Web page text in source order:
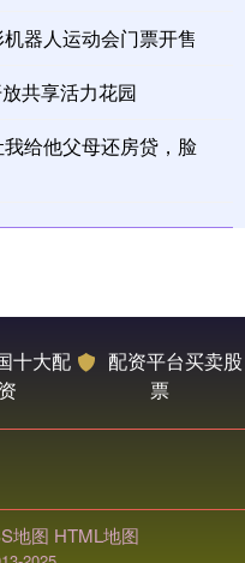
器人运动会门票开售
共享活力花园
给他父母还房贷，脸
十大配
资
配资平台买卖股
票
地图 HTML地图